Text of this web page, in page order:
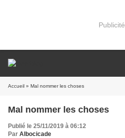
Publicité
Accueil » Mal nommer les choses
Mal nommer les choses
Publié le 25/11/2019 à 06:12
Par Albocicade